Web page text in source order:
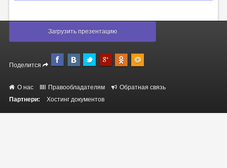
Загрузить презентацию
Поделится
О нас Правообладателям
Обратная связь
Партнери:
Хостинг документов